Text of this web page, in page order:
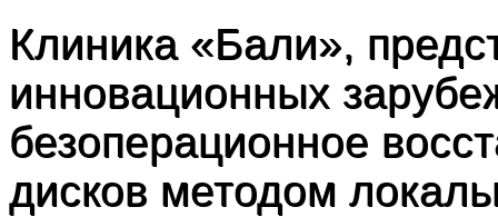
Клиника «Бали»,
инновационных
безоперационное
дисков методом